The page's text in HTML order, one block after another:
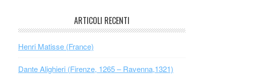
ARTICOLI RECENTI
Henri Matisse (France)
Dante Alighieri (Firenze, 1265 – Ravenna,1321)